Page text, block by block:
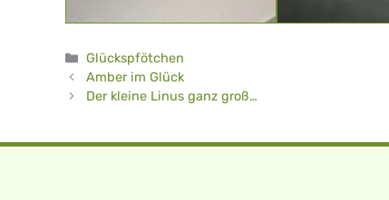
Kategorien
Glückspfötchen
Amber im Glück
Der kleine Linus ganz groß…